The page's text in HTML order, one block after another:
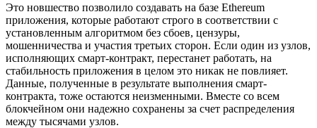
Это новшество позволило создавать на базе Ethereum
приложения, которые работают строго в соответствии с
установленным алгоритмом без сбоев, цензуры,
мошенничества и участия третьих сторон. Если один из узлов,
исполняющих смарт-контракт, перестанет работать, на
стабильность приложения в целом это никак не повлияет.
Данные, полученные в результате выполнения смарт-
контракта, тоже остаются неизменными. Вместе со всем
блокчейном они надежно сохранены за счет распределения
между тысячами узлов.